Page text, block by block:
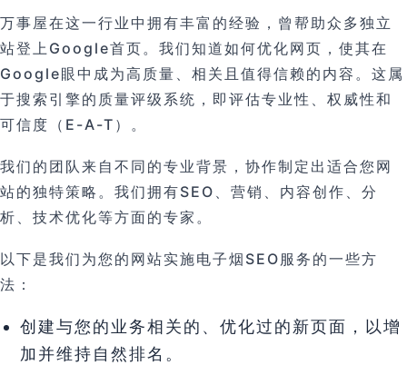
万事屋在这一行业中拥有丰富的经验，曾帮助众多独立
站登上Google首页。我们知道如何优化网页，使其在
Google眼中成为高质量、相关且值得信赖的内容。这属
于搜索引擎的质量评级系统，即评估专业性、权威性和
可信度（E-A-T）。
我们的团队来自不同的专业背景，协作制定出适合您网
站的独特策略。我们拥有SEO、营销、内容创作、分
析、技术优化等方面的专家。
以下是我们为您的网站实施电子烟SEO服务的一些方
法：
创建与您的业务相关的、优化过的新页面，以增
加并维持自然排名。